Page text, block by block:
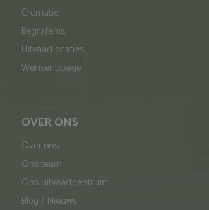
OVER ONS
Over ons
Ons team
Ons uitvaartcentrum
Blog / Nieuws
Crematie
Begrafenis
Uitvaartlocaties
Wensenboekje